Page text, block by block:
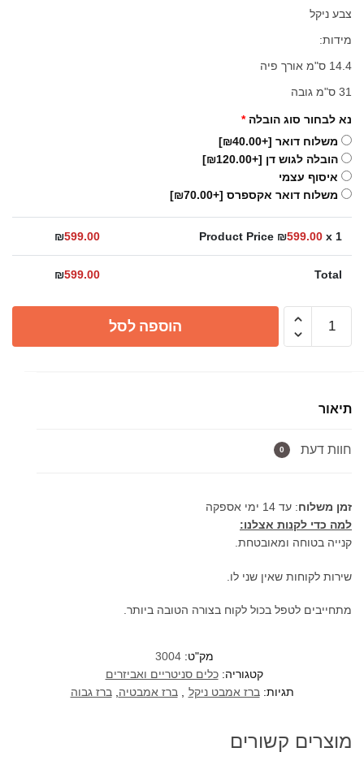
צבע ניקל
מידות:
14.4 ס"מ אורך פיה
31 ס"מ גובה
נא לבחור סוג הובלה *
משלוח דואר [+₪40.00]
הובלה לגוש דן [+₪120.00]
איסוף עצמי
משלוח דואר אקספרס [+₪70.00]
Product Price ₪599.00 x 1
₪599.00
Total
₪599.00
לאמבטיה
ניקל
הוספה לסל
תיאור
חוות דעת 0
זמן משלוח: עד 14 ימי אספקה
למה כדי לקנות אצלנו:
קנייה בטוחה ומאובטחת.
שירות לקוחות שאין שני לו.
מתחייבים לטפל בכול לקוח בצורה הטובה ביותר.
מק"ט:3004
קטגוריה:כלים סניטריים ואביזרים
תגיות:ברז אמבט ניקל ,ברז אמבטיה ,ברז גבוה
מוצרים קשורים